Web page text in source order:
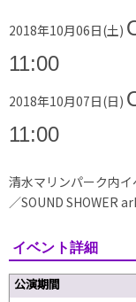
2018年10月06日(土)
11:00
2018年10月07日(日)
11:00
清水マリンパーク内
／SOUND SHOWER
イベント詳細
公演期間